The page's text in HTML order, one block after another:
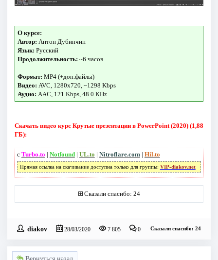
О курсе:
Автор: Антон Дубинчин
Язык: Русский
Продолжительность: ~6 часов
Формат: MP4 (+доп.файлы)
Видео: AVC, 1280x720, ~1298 Kbps
Аудио: AAC, 121 Kbps, 48.0 KHz
Скачать видео курс Крутые презентации в PowerPoint (2020) (1,88
ГБ):
с Turbo.to | Notfound| UL.to | Nitroflare.com| Hil.to
Прямая ссылка на скачивание доступна только для группы: VIP-diakov.net
Сказали спасибо: 24
diakov 28/03/2020 7 805 0 Сказали спасибо: 24